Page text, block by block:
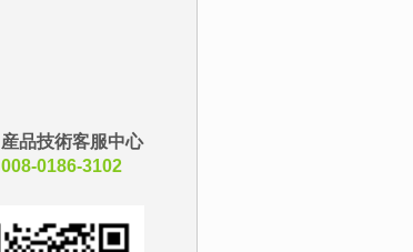
産品技術客服中心
008-0186-3102